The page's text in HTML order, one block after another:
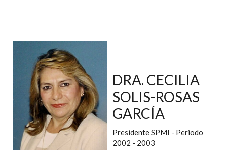
DRA. CECILIA
SOLIS-ROSAS
GARCÍA
Presidente SPMI - Periodo
2002 - 2003